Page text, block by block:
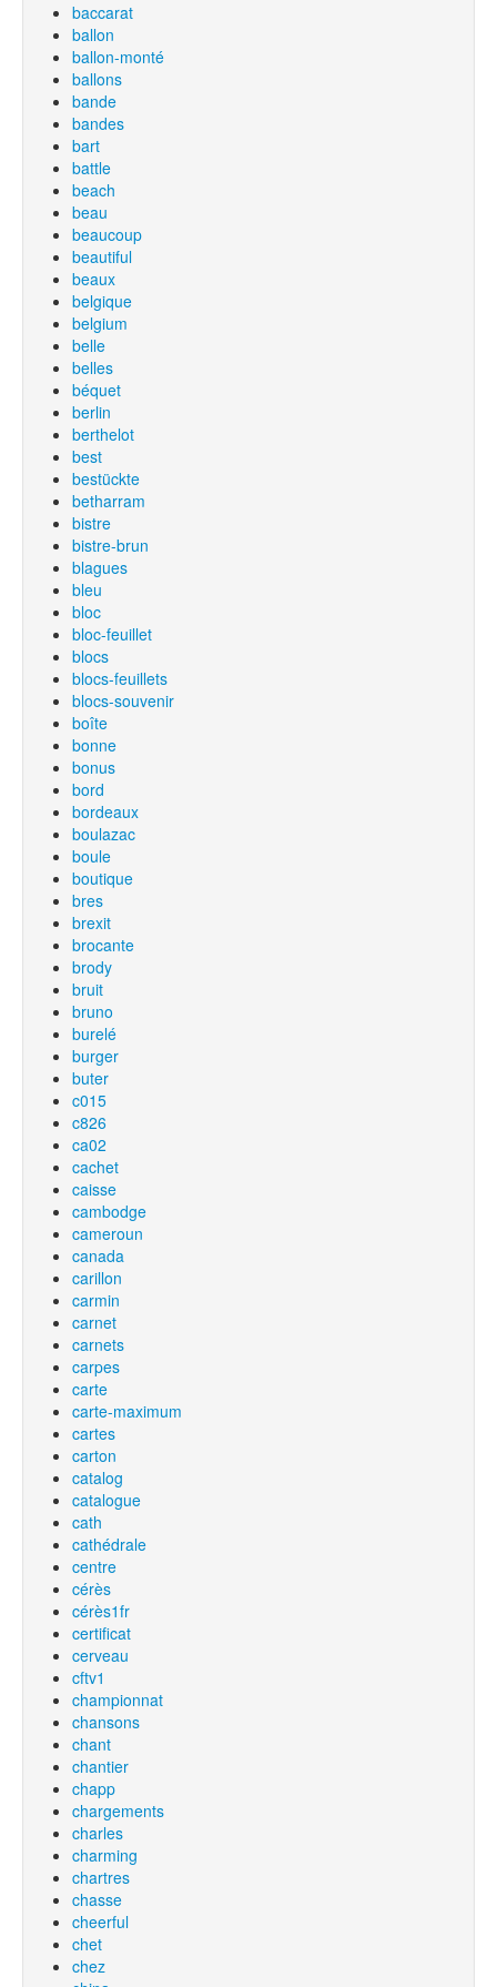
baccarat
ballon
ballon-monté
ballons
bande
bandes
bart
battle
beach
beau
beaucoup
beautiful
beaux
belgique
belgium
belle
belles
béquet
berlin
berthelot
best
bestückte
betharram
bistre
bistre-brun
blagues
bleu
bloc
bloc-feuillet
blocs
blocs-feuillets
blocs-souvenir
boîte
bonne
bonus
bord
bordeaux
boulazac
boule
boutique
bres
brexit
brocante
brody
bruit
bruno
burelé
burger
buter
c015
c826
ca02
cachet
caisse
cambodge
cameroun
canada
carillon
carmin
carnet
carnets
carpes
carte
carte-maximum
cartes
carton
catalog
catalogue
cath
cathédrale
centre
cérès
cérès1fr
certificat
cerveau
cftv1
championnat
chansons
chant
chantier
chapp
chargements
charles
charming
chartres
chasse
cheerful
chet
chez